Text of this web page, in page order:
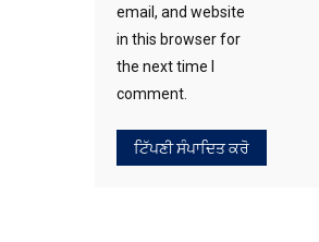
email, and website
in this browser for
the next time I
comment.